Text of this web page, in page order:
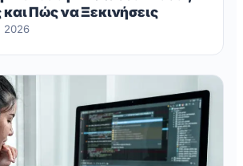
και Πώς να Ξεκινήσεις
2026